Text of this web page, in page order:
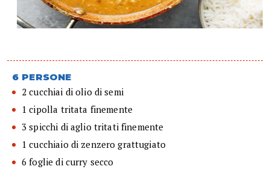
6 PERSONE
2 cucchiai di olio di semi
1 cipolla tritata finemente
3 spicchi di aglio tritati finemente
1 cucchiaio di zenzero grattugiato
6 foglie di curry secco